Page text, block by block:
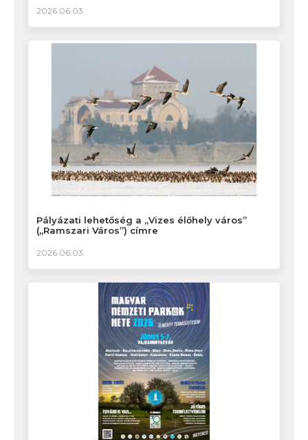
2026.06.03.
Pályázati lehetőség a „Vizes élőhely város”
(„Ramszari Város”) címre
2026.06.03.